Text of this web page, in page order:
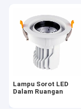
Lampu Sorot LED
Dalam Ruangan